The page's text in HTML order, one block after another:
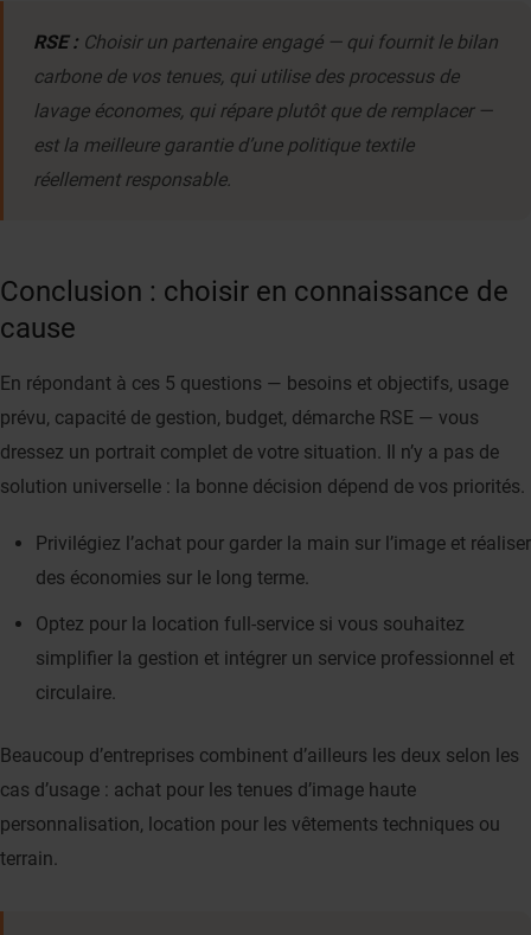
RSE : Choisir un partenaire engagé — qui fournit le bilan
carbone de vos tenues, qui utilise des processus de
lavage économes, qui répare plutôt que de remplacer —
est la meilleure garantie d’une politique textile
réellement responsable.
Conclusion : choisir en connaissance de
cause
En répondant à ces 5 questions — besoins et objectifs, usage
prévu, capacité de gestion, budget, démarche RSE — vous
dressez un portrait complet de votre situation. Il n’y a pas de
solution universelle : la bonne décision dépend de vos priorités.
Privilégiez l’achat pour garder la main sur l’image et réaliser
des économies sur le long terme.
Optez pour la location full-service si vous souhaitez
simplifier la gestion et intégrer un service professionnel et
circulaire.
Beaucoup d’entreprises combinent d’ailleurs les deux selon les
cas d’usage : achat pour les tenues d’image haute
personnalisation, location pour les vêtements techniques ou
terrain.